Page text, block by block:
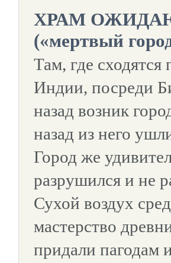
ХРАМ
(«мертвый
Там, где сходятся
Индии, посреди
назад возник
назад из него
Город же
разрушился и не
Сухой воздух
мастерство
придали пагодам